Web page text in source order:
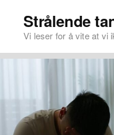
Strålende
Vi leser for å vite at vi